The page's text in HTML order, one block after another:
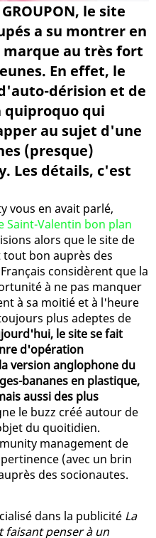
le site
a su montrer en
au très fort
En effet, le
dérision et de
qui
au sujet d'une
(presque)
Les détails, c'est
vous en avait parlé,
Saint-Valentin bon plan
alors que le site de
bon auprès des
considèrent que la
à ne pas manquer
à sa moitié et à l'heure
plus adeptes de
le site se fait
d'opération
version anglophone du
bananes en plastique,
aussi des plus
le buzz créé autour de
du quoitidien.
management de
(avec un brin
des socionautes.
dans la publicité La
faisant penser à un